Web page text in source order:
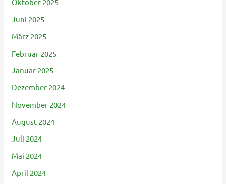
Oktober 2025
Juni 2025
März 2025
Februar 2025
Januar 2025
Dezember 2024
November 2024
August 2024
Juli 2024
Mai 2024
April 2024